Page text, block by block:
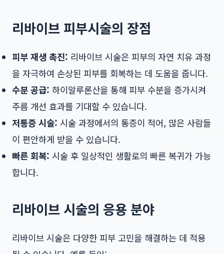
리바이브 피부시술의 장점
피부 재생 촉진: 리바이브 시술은 피부의 자연 치유 과정
을 자극하여 손상된 피부를 회복하는 데 도움을 줍니다.
수분 공급: 하이알루론산을 통해 피부 수분을 증가시켜
주름 개선 효과를 기대할 수 있습니다.
저통증 시술: 시술 과정에서의 통증이 적어, 많은 사람들
이 편안하게 받을 수 있습니다.
빠른 회복: 시술 후 일상적인 생활로의 빠른 복귀가 가능
합니다.
리바이브 시술의 응용 분야
리바이브 시술은 다양한 피부 고민을 해결하는 데 적용